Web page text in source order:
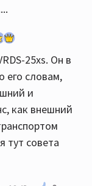
25xs. Он в
его словам,
и
как внешний
тут совета